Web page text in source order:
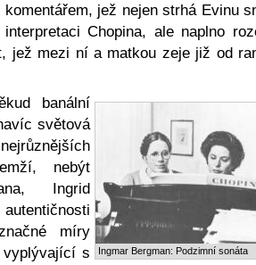
jež nejen strhá Evinu
Chopina, ale naplno
jež mezi ní a matkou zeje již od
Ingmar Bergman: Podzimní sonáta
banální
světová
nebýt
Ingrid
míry
vyplývající s